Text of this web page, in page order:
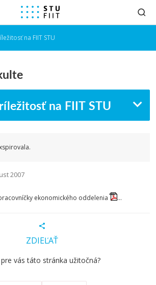
na FIIT STU
na FIIT STU
2007
ekonomického oddelenia ...
ZDIEĽAŤ
vás táto stránka užitočná?